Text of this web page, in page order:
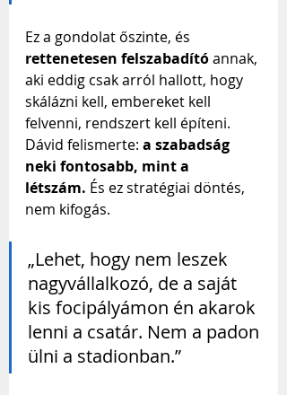
Ez a gondolat őszinte, és
rettenetesen felszabadító annak,
aki eddig csak arról hallott, hogy
skálázni kell, embereket kell
felvenni, rendszert kell építeni.
Dávid felismerte: a szabadság
neki fontosabb, mint a
létszám. És ez stratégiai döntés,
nem kifogás.
„Lehet, hogy nem leszek
nagyvállalkozó, de a saját
kis focipályámon én akarok
lenni a csatár. Nem a padon
ülni a stadionban.”